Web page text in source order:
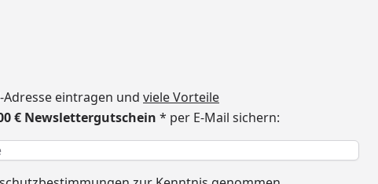
Adresse eintragen und viele Vorteile
€ Newslettergutschein * per E-Mail sichern: